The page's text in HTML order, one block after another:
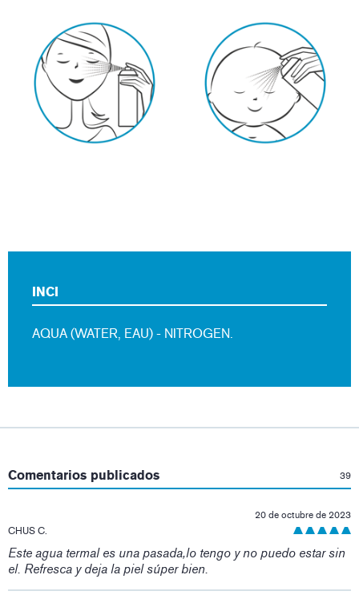
INCI
AQUA (WATER, EAU) - NITROGEN.
Comentarios publicados: 39
CHUS C.
20 de octubre de 2023
Este agua termal es una pasada,lo tengo y no puedo estar sin
el. Refresca y deja la piel súper bien.